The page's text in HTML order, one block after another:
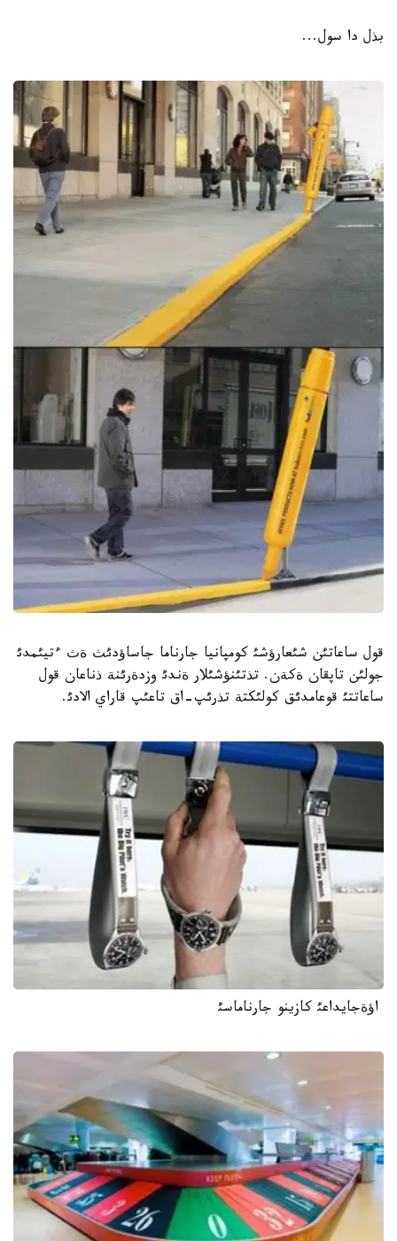
بذل دا سول...
قول ساعاتئن شئعارؤشئ كومپانيا جارناما جاساؤدئث ةث ءتيئمدئ
جولئن تاپقان ةكةن. تذتئنؤشئلار ةندئ وزدةرئنة ذناعان قول
ساعاتتئ قوعامدئق كولئكتة تذرئپ-اق تاعئپ قاراي الادئ.
اؤةجايداعئ كازينو جارناماسئ